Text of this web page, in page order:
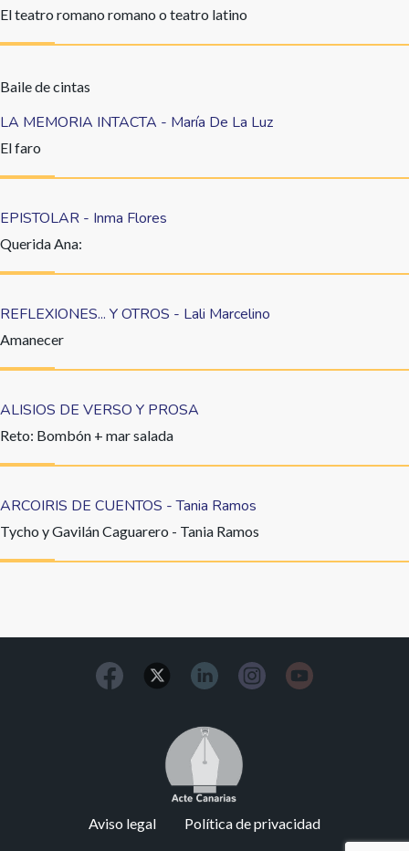
El teatro romano romano o teatro latino
Baile de cintas
LA MEMORIA INTACTA - María De La Luz
El faro
EPISTOLAR - Inma Flores
Querida Ana:
REFLEXIONES... Y OTROS - Lali Marcelino
Amanecer
ALISIOS DE VERSO Y PROSA
Reto: Bombón + mar salada
ARCOIRIS DE CUENTOS - Tania Ramos
Tycho y Gavilán Caguarero - Tania Ramos
Image
Aviso legal Política de privacidad